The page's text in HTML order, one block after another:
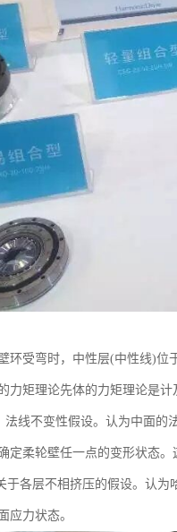
环受弯时，中性层(中性线)位
力矩理论先体的力矩理论是
线不变性假设。认为中面的
定柔轮壁任一点的变形状态。
于各层不相挤压的假设。认为
应力状态。